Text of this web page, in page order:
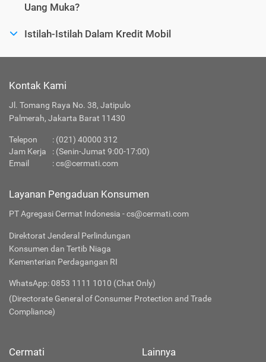
Uang Muka?
Istilah-Istilah Dalam Kredit Mobil
Kontak Kami
Jl. Tomang Raya No. 38, Jatipulo
Palmerah, Jakarta Barat 11430
Telepon : (021) 40000 312
Jam Kerja
: (Senin-Jumat 9:00-17:00)
Email
:cs@cermati.com
Layanan Pengaduan Konsumen
PT Agregasi Cermat Indonesia - cs@cermati.com
Direktorat Jenderal Perlindungan
Konsumen dan Tertib Niaga
Kementerian Perdagangan RI
WhatsApp: 0853 1111 1010 (Chat Only)
(Directorate General of Consumer Protection and Trade
Compliance)
Cermati Lainnya